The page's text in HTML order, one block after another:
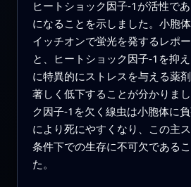
ヒートショック因子‑1が活性で
になることを示しました。小胞
イッチオンで蛍光を発するレポ
と、ヒートショック因子‑1を抑
に特異的にストレスを与える薬
著しく低下することが分かりま
ク因子‑1を欠く線虫は小胞体に
により死にやすくなり、この主
条件下での生存に不可欠である
た。